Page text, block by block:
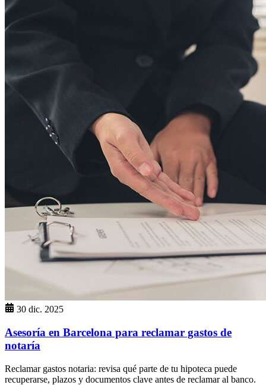
30 dic. 2025
Asesoría en Barcelona para reclamar gastos de
notaría
Reclamar gastos notaria: revisa qué parte de tu hipoteca puede
recuperarse, plazos y documentos clave antes de reclamar al banco.